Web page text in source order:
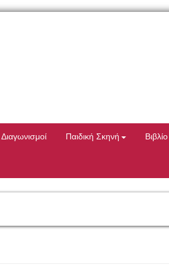
Διαγωνισμοί Παιδική Σκηνή Βιβλίο